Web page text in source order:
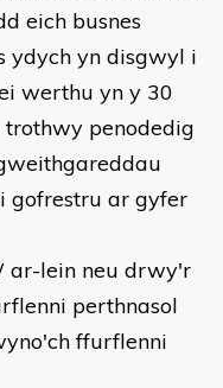
eich busnes
ydych yn disgwyl i
werthu yn y 30
penodedig
gofrestru ar gyfer
ar-lein neu drwy'r
perthnasol
ffurflenni